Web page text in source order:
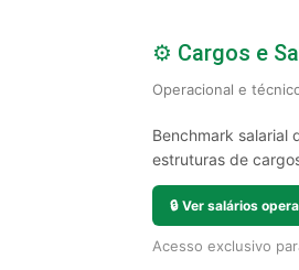
⚙️ Cargos e
Operacional e
Benchmark salarial
estruturas de
🔒 Ver salários
Acesso exclusivo